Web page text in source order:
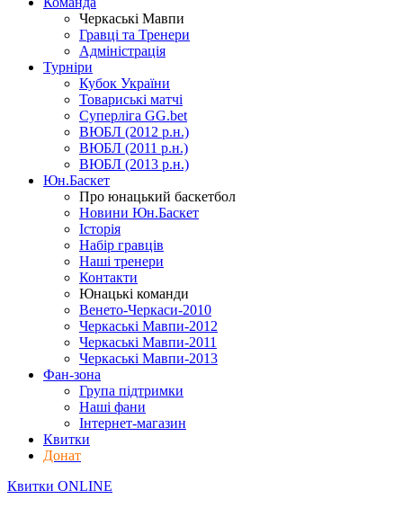
Черкаські Мавпи
Гравці та Тренери
Адміністрація
Турніри
Кубок України
Товариські матчі
Суперліга GG.bet
ВЮБЛ (2012 р.н.)
ВЮБЛ (2011 р.н.)
ВЮБЛ (2013 р.н.)
Юн.Баскет
Про юнацький баскетбол
Новини Юн.Баскет
Історія
Набір гравців
Наші тренери
Контакти
Юнацькі команди
Венето-Черкаси-2010
Черкаські Мавпи-2012
Черкаські Мавпи-2011
Черкаські Мавпи-2013
Фан-зона
Група підтримки
Наші фани
Інтернет-магазин
Квитки
Донат
Квитки ONLINE